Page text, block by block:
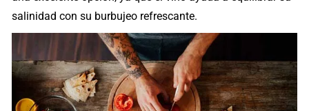
salinidad con su burbujeo refrescante.